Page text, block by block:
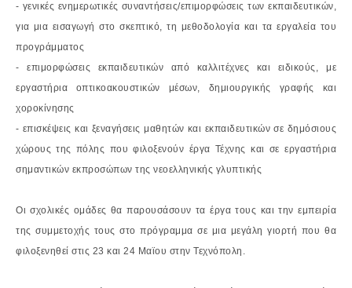
- γενικές ενημερωτικές συναντήσεις/επιμορφώσεις των εκπαιδευτικών,
για μια εισαγωγή στο σκεπτικό, τη μεθοδολογία και τα εργαλεία του
προγράμματος
- επιμορφώσεις εκπαιδευτικών από καλλιτέχνες και ειδικούς, με
εργαστήρια οπτικοακουστικών μέσων, δημιουργικής γραφής και
χοροκίνησης
- επισκέψεις και ξεναγήσεις μαθητών και εκπαιδευτικών σε δημόσιους
χώρους της πόλης που φιλοξενούν έργα Τέχνης και σε εργαστήρια
σημαντικών εκπροσώπων της νεοελληνικής γλυπτικής
Οι σχολικές ομάδες θα παρουσάσουν τα έργα τους και την εμπειρία
της συμμετοχής τουςστο πρόγραμμα σε μια μεγάλη γιορτή που θα
φιλοξενηθεί στις 23 και 24 Μαϊου στην Τεχνόπολη.